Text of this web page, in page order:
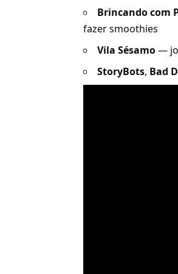
Brincando com
fazer smoothies
Vila Sésamo—
StoryBots, Bad